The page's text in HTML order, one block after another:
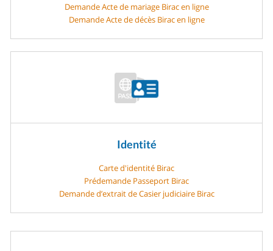
Demande Acte de mariage Birac en ligne
Demande Acte de décès Birac en ligne
Identité
Carte d'identité Birac
Prédemande Passeport Birac
Demande d’extrait de Casier judiciaire Birac